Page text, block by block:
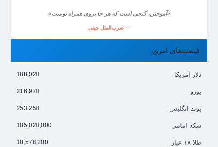
«آموختن، گنجی است که هر جا بروی همراه توست»
— ضرب‌المثل چینی
قیمت‌های امروز
دلار آمریکا 188,020
یورو 216,970
پوند انگلیس 253,250
سکه امامی 185,020,000
طلا ۱۸ عیار 18,578,200